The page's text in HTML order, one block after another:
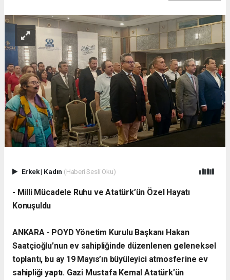
Erkek| Kadın (Haberi Sesli Oku)
- Milli Mücadele Ruhu ve Atatürk’ün Özel Hayatı
Konuşuldu
ANKARA - POYD Yönetim Kurulu Başkanı Hakan
Saatçioğlu’nun ev sahipliğinde düzenlenen geleneksel
toplantı, bu ay 19 Mayıs’ın büyüleyici atmosferine ev
sahipliği yaptı. Gazi Mustafa Kemal Atatürk’ün